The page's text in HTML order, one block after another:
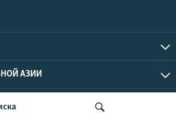
АЗИИ
© 2026 RFE/RL, Inc. | Все права защищены.